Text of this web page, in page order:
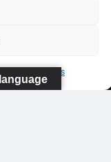
de Datos